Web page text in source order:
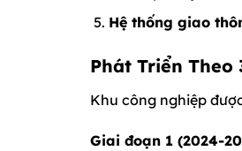
Hệ thống giao
Phát Triển Theo
Khu công nghiệp
Giai đoạn 1 (2024-